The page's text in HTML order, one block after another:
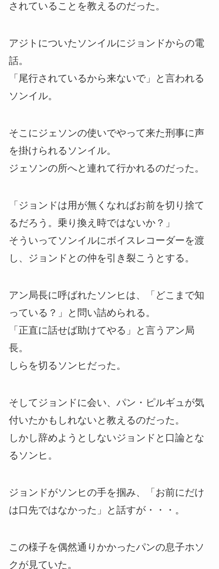
されていることを教えるのだった。
アジトについたソンイルにジョンドからの電
話。
「尾行されているから来ないで」と言われる
ソンイル。
そこにジェソンの使いでやって来た刑事に声
を掛けられるソンイル。
ジェソンの所へと連れて行かれるのだった。
「ジョンドは用が無くなればお前を切り捨て
るだろう。乗り換え時ではないか？」
そういってソンイルにボイスレコーダーを渡
し、ジョンドとの仲を引き裂こうとする。
アン局長に呼ばれたソンヒは、「どこまで知
っている？」と問い詰められる。
「正直に話せば助けてやる」と言うアン局
長。
しらを切るソンヒだった。
そしてジョンドに会い、パン・ピルギュが気
付いたかもしれないと教えるのだった。
しかし辞めようとしないジョンドと口論とな
るソンヒ。
ジョンドがソンヒの手を掴み、「お前にだけ
は口先ではなかった」と話すが・・・。
この様子を偶然通りかかったパンの息子ホソ
クが見ていた。